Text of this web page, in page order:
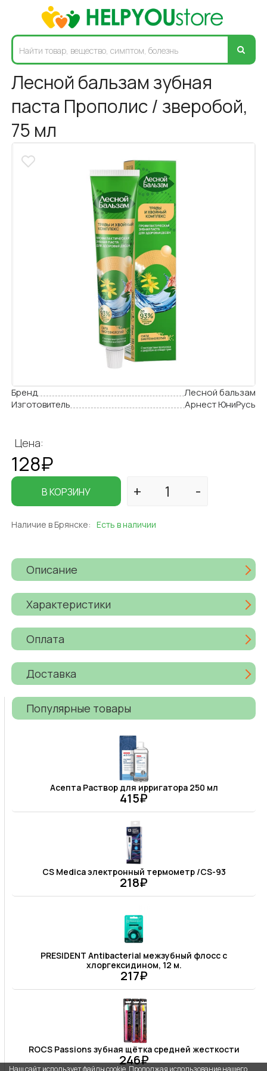
Лесной бальзам зубная
паста Прополис / зверобой,
75 мл
Бренд
Лесной бальзам
Изготовитель
Арнест ЮниРусь
Цена:
128₽
В КОРЗИНУ
Наличие в Брянске: Есть в наличии
Описание
Характеристики
Оплата
Доставка
Популярные товары
Асепта Раствор для ирригатора 250 мл
415₽
CS Medica электронный термометр /CS-93
218₽
PRESIDENT Antibacterial межзубный флосс с
хлоргексидином, 12 м.
217₽
ROCS Passions зубная щётка средней жесткости
246₽
Наш сайт использует файлы cookie. Продолжая использование нашего